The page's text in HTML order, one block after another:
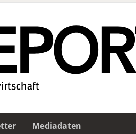
Mediadaten